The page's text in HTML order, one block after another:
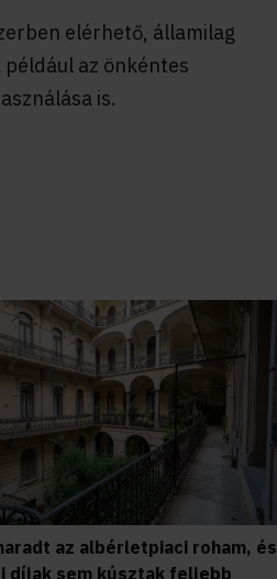
elérhető, államilag
az önkéntes
is.
az albérletpiaci roham, és
díjak sem kúsztak feljebb